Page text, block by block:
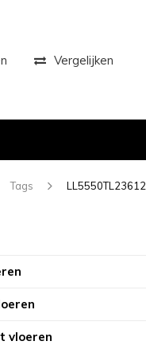
Vergelijken
Tags LL5550TL23612
vloeren